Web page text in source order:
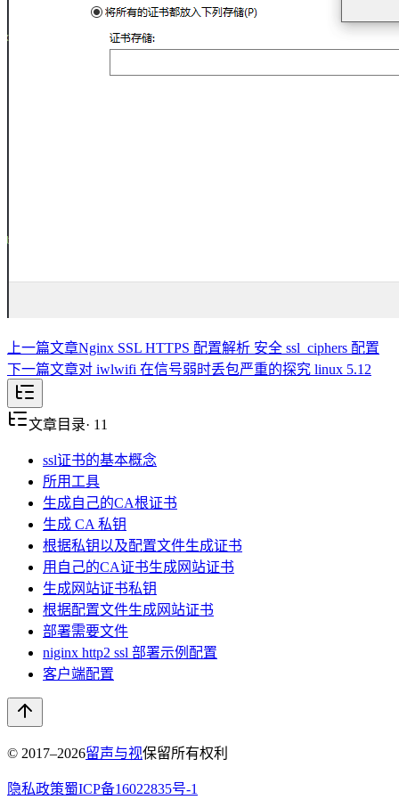
上一篇文章Nginx SSL HTTPS 配置解析 安全 ssl_ciphers 配置
下一篇文章对 iwlwifi 在信号弱时丢包严重的探究 linux 5.12
文章目录· 11
ssl证书的基本概念
所用工具
生成自己的CA根证书
生成 CA 私钥
根据私钥以及配置文件生成证书
用自己的CA证书生成网站证书
生成网站证书私钥
根据配置文件生成网站证书
部署需要文件
niginx http2 ssl 部署示例配置
客户端配置
© 2017–2026留声与视保留所有权利
隐私政策蜀ICP备16022835号-1